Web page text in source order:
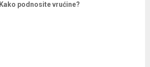
Kako podnosite vrućine?